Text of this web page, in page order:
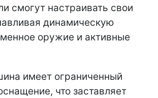
смогут настраивать свои
динамическую
оружие и активные
имеет ограниченный
что заставляет